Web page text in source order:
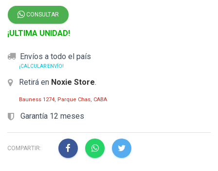
CONSULTAR
¡ULTIMA UNIDAD!
Envíos a todo el país
¡CALCULAR ENVÍO!
Retirá en Noxie Store.
Bauness 1274, Parque Chas, CABA
Garantía 12 meses
COMPARTIR: